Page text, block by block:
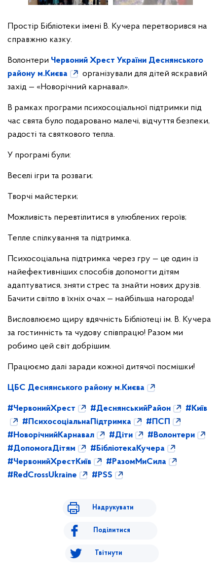
Простір Бібліотеки імені В. Кучера перетворився на
справжню казку.
Волонтери Червоний Хрест України Деснянського
району м.Києва
організували для дітей яскравий
захід — «Новорічний карнавал».
В рамках програми психосоціальної підтримки під
час свята було подаровано малечі, відчуття безпеки,
радості та святкового тепла.
У програмі були:
Веселі ігри та розваги;
Творчі майстерки;
Можливість перевтілитися в улюблених героїв;
Тепле спілкування та підтримка.
Психосоціальна підтримка через гру — це один із
найефективніших способів допомогти дітям
адаптуватися, зняти стрес та знайти нових друзів.
Бачити світло в їхніх очах — найбільша нагорода!
Висловлюємо щиру вдячність Бібліотеці ім. В. Кучера
за гостинність та чудову співпрацю! Разом ми
робимо цей світ добрішим.
Працюємо далі заради кожної дитячої посмішки!
ЦБС Деснянського району м.Києва
#ЧервонийХрест #ДеснянськийРайон
#Київ
#ПсихосоціальнаПідтримка
#ПСП
#НоворічнийКарнавал
#Діти
#Волонтери
#ДопомогаДітям
#БібліотекаКучера
#ЧервонийХрестКиїв
#РазомМиСила
#RedCrossUkraine
#PSS
Надрукувати
Поділитися
Твітнути